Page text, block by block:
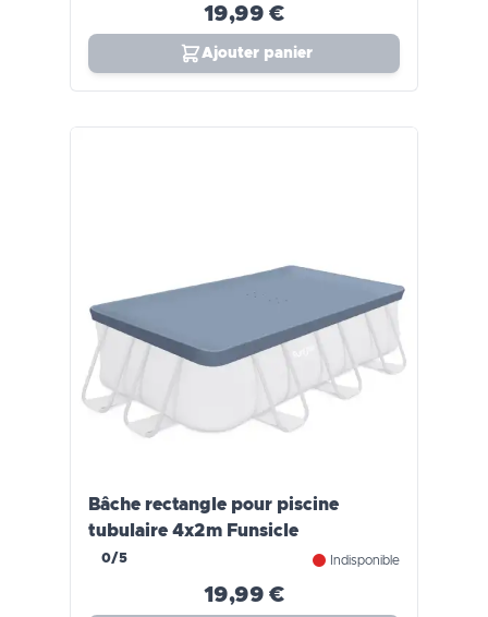
19,99 €
Ajouter panier
Bâche rectangle pour piscine
tubulaire 4x2m Funsicle
0/5 Indisponible
19,99 €